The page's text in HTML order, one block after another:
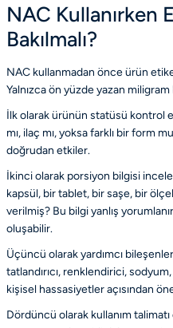
NAC Kullanırken
Bakılmalı?
NAC kullanmadan önce ürün
Yalnızca ön yüzde yazan
İlk olarak ürünün statüsü kontrol
mı, ilaç mı, yoksa farklı bir form
doğrudan etkiler.
İkinci olarak porsiyon bilgisi
kapsül, bir tablet, bir saşe, bir
verilmiş? Bu bilgi yanlış
oluşabilir.
Üçüncü olarak yardımcı
tatlandırıcı, renklendirici,
kişisel hassasiyetler açısından
Dördüncü olarak kullanım